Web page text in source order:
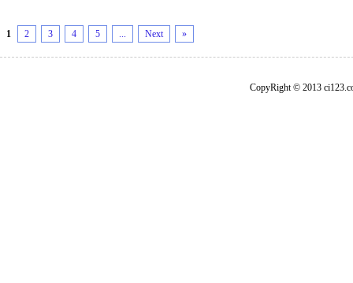
1 2 3 4 5 ... Next »
CopyRight © 2013